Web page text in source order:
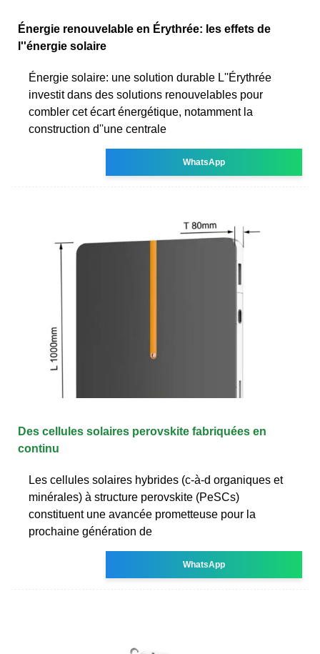
Énergie renouvelable en Érythrée: les effets de
l''énergie solaire
Énergie solaire: une solution durable L''Érythrée
investit dans des solutions renouvelables pour
combler cet écart énergétique, notamment la
construction d''une centrale
WhatsApp
Des cellules solaires perovskite fabriquées en
continu
Les cellules solaires hybrides (c-à-d organiques et
minérales) à structure perovskite (PeSCs)
constituent une avancée prometteuse pour la
prochaine génération de
WhatsApp